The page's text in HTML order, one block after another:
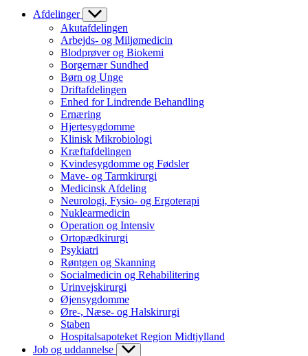
Afdelinger
Akutafdelingen
Arbejds- og Miljømedicin
Blodprøver og Biokemi
Borgernær Sundhed
Børn og Unge
Driftafdelingen
Enhed for Lindrende Behandling
Ernæring
Hjertesygdomme
Klinisk Mikrobiologi
Kræftafdelingen
Kvindesygdomme og Fødsler
Mave- og Tarmkirurgi
Medicinsk Afdeling
Neurologi, Fysio- og Ergoterapi
Nuklearmedicin
Operation og Intensiv
Ortopædkirurgi
Psykiatri
Røntgen og Skanning
Socialmedicin og Rehabilitering
Urinvejskirurgi
Øjensygdomme
Øre-, Næse- og Halskirurgi
Staben
Hospitalsapoteket Region Midtjylland
Job og uddannelse